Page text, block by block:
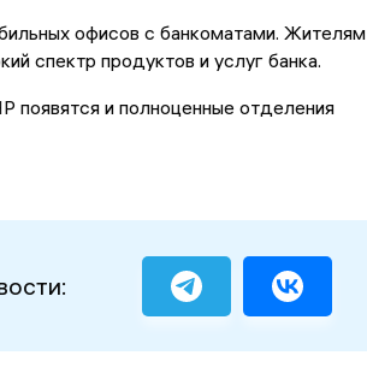
офисов с банкоматами. Жителям
спектр продуктов и услуг банка.
и полноценные отделения